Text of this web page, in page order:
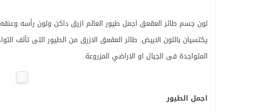
لون جسم طائر العقعق اجمل طيور العالم ازرق داكن ولون رأسه
يكتسيان باللون الابيض. طائر العقعق الازرق من الطيور التى تألف
المتواجدة فى الجبال او الاراضي المزروعة.
اجمل الطيور